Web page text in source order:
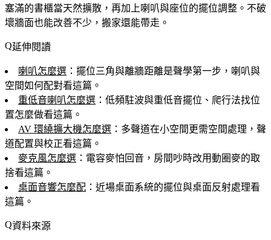
塞滿的書櫃當天然擴散，再加上喇叭與座位的擺位調整。不破
壞牆面也能改善不少，搬家還能帶走。
延伸閱讀
喇叭怎麼選 ：擺位三角與離牆距離是聲學第一步，喇叭與
空間如何配對看這篇。
重低音喇叭怎麼選 ：低頻駐波與重低音擺位、爬行法找位
置怎麼做看這篇。
AV 環繞擴大機怎麼選 ：多聲道在小空間更需空間處理，聲
道配置與校正看這篇。
麥克風怎麼選 ：電容麥怕回音，房間吵時改用動圈麥的取
捨看這篇。
桌面音響怎麼配 ：近場桌面系統的擺位與桌面反射處理看
這篇。
資料來源